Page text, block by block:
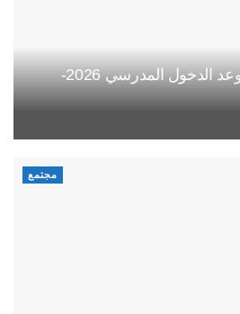
وزارة التربية تحسم موعد الدخول المدرسي 2026-
مجتمع